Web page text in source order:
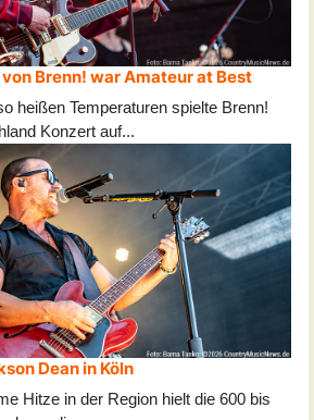
Brenn! war Amateur at Best
heißen Temperaturen spielte Brenn!
Konzert auf...
Dean in Köln
Hitze in der Region hielt die 600 bis